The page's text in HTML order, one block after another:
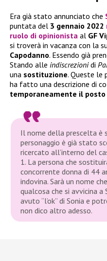
Era già stato annunciato che
puntata del 3 gennaio 2022
ruolo di opinionista al GF
si troverà in vacanza con la
Capodanno. Essendo già
Stando alle indiscrezionidi
una sostituzione. Queste le
ha fatto una descrizione di
temporaneamente il
Il nome della prescelta
personaggio è già stato
ricercato all’interno del
1. La persona che
concorrente donna di 44
indovina. Sarà un nome
qualcosa che si avvicina a
avuto “l’ok” di Sonia e
non dico altro adesso.